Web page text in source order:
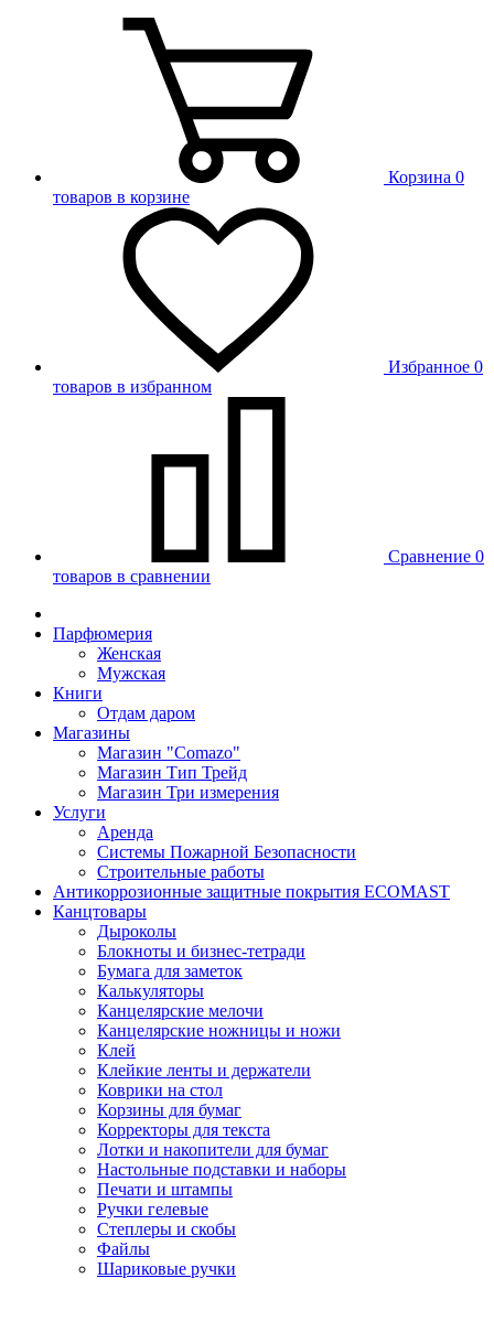
Корзина 0
товаров в корзине
Избранное 0
товаров в избранном
Сравнение 0
товаров в сравнении
Парфюмерия
Женская
Мужская
Книги
Отдам даром
Магазины
Магазин "Comazo"
Магазин Тип Трейд
Магазин Три измерения
Услуги
Аренда
Системы Пожарной Безопасности
Строительные работы
Антикоррозионные защитные покрытия ECOMAST
Канцтовары
Дыроколы
Блокноты и бизнес-тетради
Бумага для заметок
Калькуляторы
Канцелярские мелочи
Канцелярские ножницы и ножи
Клей
Клейкие ленты и держатели
Коврики на стол
Корзины для бумаг
Корректоры для текста
Лотки и накопители для бумаг
Настольные подставки и наборы
Печати и штампы
Ручки гелевые
Степлеры и скобы
Файлы
Шариковые ручки